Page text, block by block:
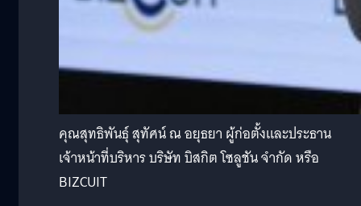
คุณสุทธิพันธุ์ สุทัศน์ ณ อยุธยา ผู้ก่อตั้งและประธาน
เจ้าหน้าที่บริหาร บริษัท บิสกิต โซลูชัน จำกัด หรือ
BIZCUIT